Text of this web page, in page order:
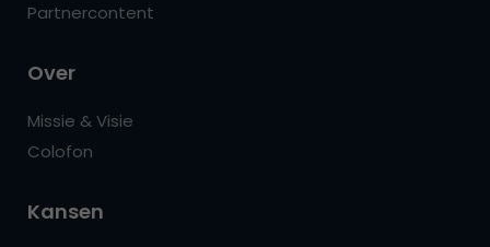
Partnercontent
Over
Missie & Visie
Colofon
Kansen